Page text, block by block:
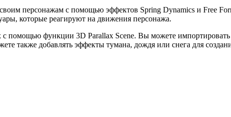
персонажам с помощью эффектов Spring Dynamics и Free
которые реагируют на движения персонажа.
с помощью функции 3D Parallax Scene. Вы можете
также добавлять эффекты тумана, дождя или снега для